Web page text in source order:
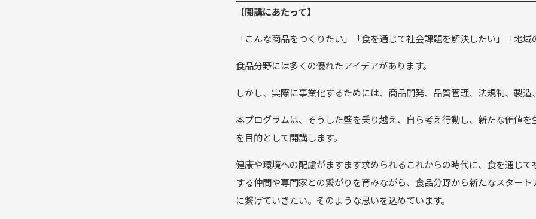
【開講にあたって】
「こんな商品をつくりたい」「食を通じて社会課題を解決したい」「地域
食品分野には多くの優れたアイデアがあります。
しかし、実際に事業化するためには、商品開発、品質管理、法規制、製
本プログラムは、そうした壁を乗り越え、自ら考え行動し、新たな価値
を目的として開講します。
健康や環境への配慮がますます求められるこれからの時代に、食を通じ
する仲間や専門家との繋がりを育みながら、食品分野から新たなスター
に繋げていきたい。そのような思いを込めています。